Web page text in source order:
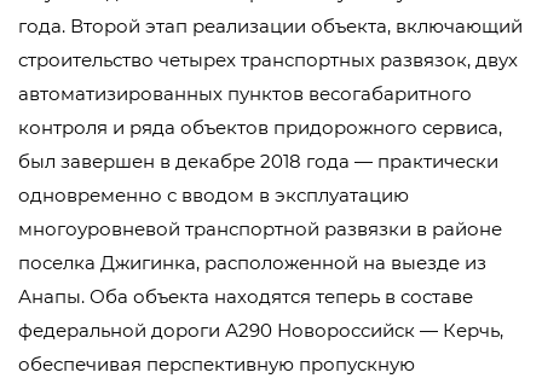
года. Второй этап реализации объекта, включающий
строительство четырех транспортных развязок, двух
автоматизированных пунктов весогабаритного
контроля и ряда объектов придорожного сервиса,
был завершен в декабре 2018 года — практически
одновременно с вводом в эксплуатацию
многоуровневой транспортной развязки в районе
поселка Джигинка, расположенной на выезде из
Анапы. Оба объекта находятся теперь в составе
федеральной дороги А290 Новороссийск — Керчь,
обеспечивая перспективную пропускную